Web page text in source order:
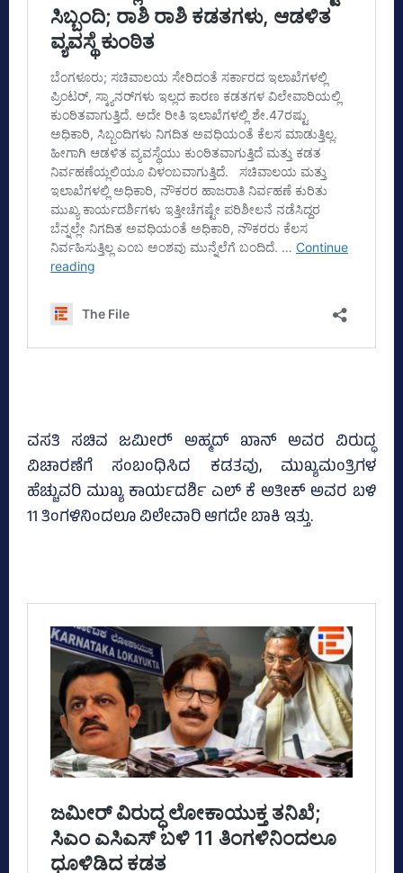
ವಸತಿ ಸಚಿವ ಜಮೀರ್‍‌ ಅಹ್ಮದ್‌ ಖಾನ್‌ ಅವರ ವಿರುದ್ಧ
ವಿಚಾರಣೆಗೆ ಸಂಬಂಧಿಸಿದ ಕಡತವು, ಮುಖ್ಯಮಂತ್ರಿಗಳ
ಹೆಚ್ಚುವರಿ ಮುಖ್ಯ ಕಾರ್ಯದರ್ಶಿ ಎಲ್‌ ಕೆ ಅತೀಕ್‌ ಅವರ ಬಳಿ
11 ತಿಂಗಳಿನಿಂದಲೂ ವಿಲೇವಾರಿ ಆಗದೇ ಬಾಕಿ ಇತ್ತು.